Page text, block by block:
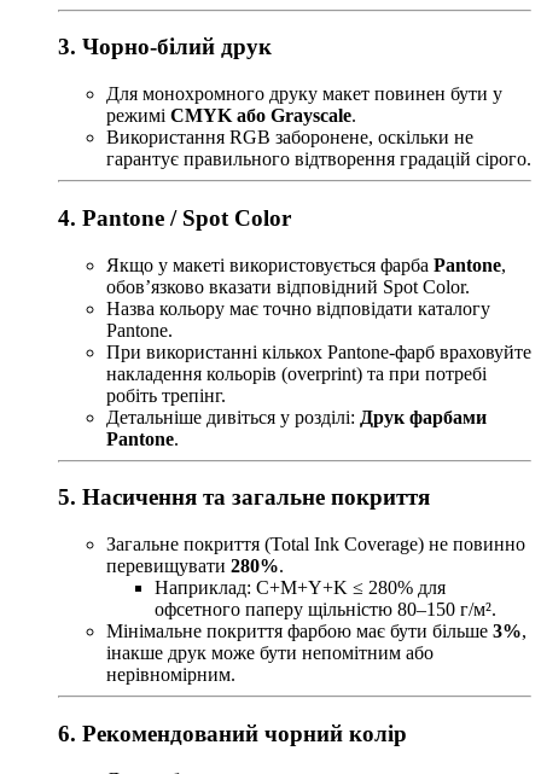
3. Чорно-білий друк
Для монохромного друку макет повинен бути у
режимі CMYK або Grayscale.
Використання RGB заборонене, оскільки не
гарантує правильного відтворення градацій сірого.
4. Pantone / Spot Color
Якщо у макеті використовується фарба Pantone,
обов’язково вказати відповідний Spot Color.
Назва кольору має точно відповідати каталогу
Pantone.
При використанні кількох Pantone-фарб враховуйте
накладення кольорів (overprint) та при потребі
робіть трепінг.
Детальніше дивіться у розділі: Друк фарбами
Pantone.
5. Насичення та загальне покриття
Загальне покриття (Total Ink Coverage) не повинно
перевищувати 280%.
Наприклад: C+M+Y+K ≤ 280% для
офсетного паперу щільністю 80–150 г/м².
Мінімальне покриття фарбою має бути більше 3%,
інакше друк може бути непомітним або
нерівномірним.
6. Рекомендований чорний колір